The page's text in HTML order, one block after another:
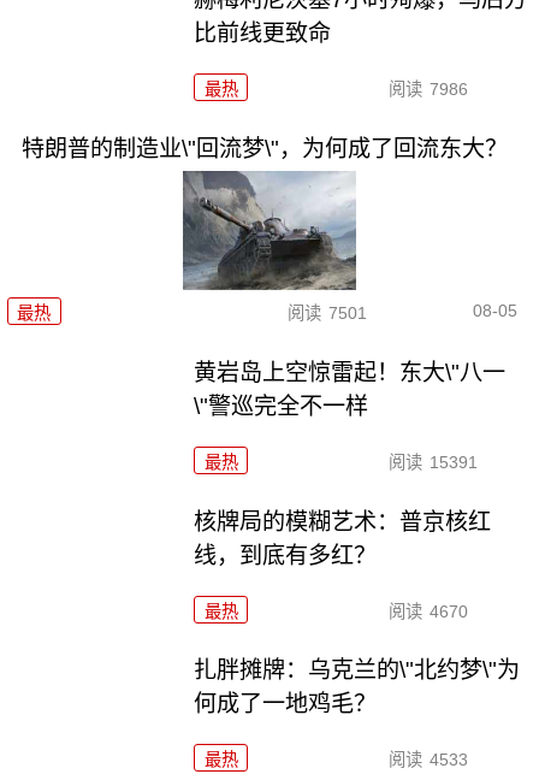
比前线更致命
最热 阅读 7986
特朗普的制造业\"回流梦\"，为何成了回流东大？
最热 阅读 7501 08-05
黄岩岛上空惊雷起！东大\"八一
\"警巡完全不一样
最热 阅读 15391
核牌局的模糊艺术：普京核红
线，到底有多红？
最热 阅读 4670
扎胖摊牌：乌克兰的\"北约梦\"为
何成了一地鸡毛？
最热 阅读 4533